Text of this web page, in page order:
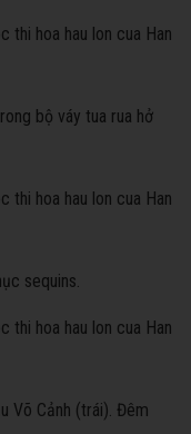
bộ váy tua rua hở
sequins.
Võ Cảnh (trái). Đêm